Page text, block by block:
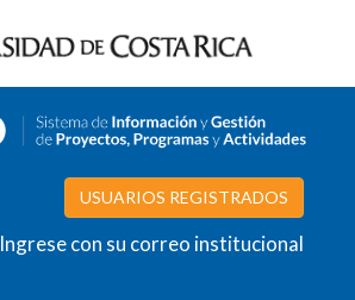
USUARIOS REGISTRADOS
Ingrese con su correo institucional